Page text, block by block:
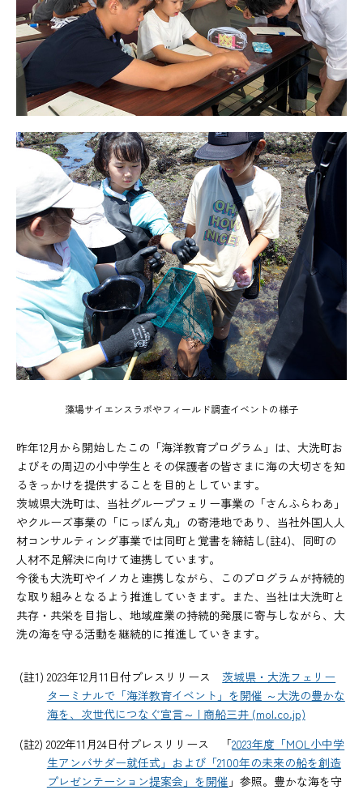
藻場サイエンスラボやフィールド調査イベントの様子
昨年12月から開始したこの「海洋教育プログラム」は、大洗町お
よびその周辺の小中学生とその保護者の皆さまに海の大切さを知
るきっかけを提供することを目的としています。
茨城県大洗町は、当社グループフェリー事業の「さんふらわあ」
やクルーズ事業の「にっぽん丸」の寄港地であり、当社外国人人
材コンサルティング事業では同町と覚書を締結し(註4)、同町の
人材不足解決に向けて連携しています。
今後も大洗町やイノカと連携しながら、このプログラムが持続的
な取り組みとなるよう推進していきます。また、当社は大洗町と
共存・共栄を目指し、地域産業の持続的発展に寄与しながら、大
洗の海を守る活動を継続的に推進していきます。
(註1) 2023年12月11日付プレスリリース茨城県・大洗フェリー
ターミナルで「海洋教育イベント」を開催 ～大洗の豊かな
海を、次世代につなぐ宣言～ | 商船三井 (mol.co.jp)
(註2) 2022年11月24日付プレスリリース 「2023年度「MOL小中学
生アンバサダー就任式」および「2100年の未来の船を創造
プレゼンテーション提案会」を開催 」参照。豊かな海を守